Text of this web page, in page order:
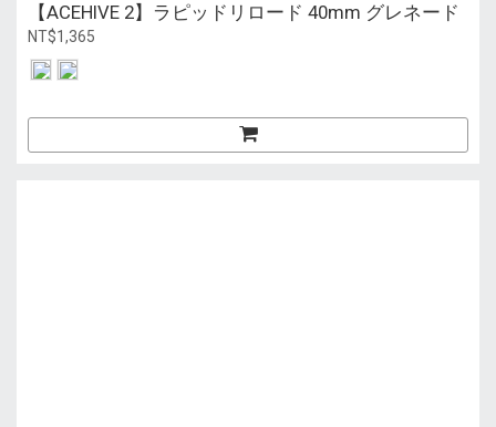
【ACEHIVE 2】ラピッドリロード 40mm グレネード
NT$1,365